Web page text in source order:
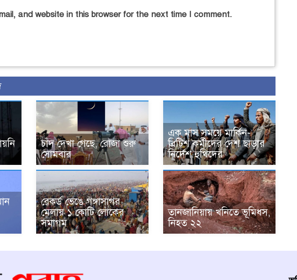
and website in this browser for the next time I comment.
চাঁদ দেখা গেছে, রোজা শুরু
সোমবার
এক মাস সময়ে মার্কিন-
ব্রিটিশ কর্মীদের দেশ ছাড়ার
নির্দেশ হুথিদের
রেকর্ড ভেঙে গঙ্গাসাগর
মেলায় ১ কোটি লোকের
সমাগম
তানজানিয়ায় খনিতে ভূমিধস,
নিহত ২২